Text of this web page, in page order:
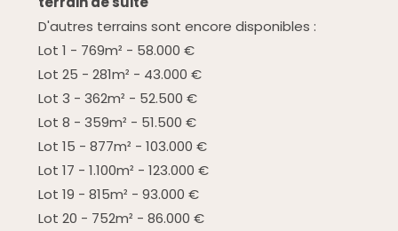
D'autres terrains sont encore disponibles :
Lot 1 - 769m² - 58.000 €
Lot 25 - 281m² - 43.000 €
Lot 3 - 362m² - 52.500 €
Lot 8 - 359m² - 51.500 €
Lot 15 - 877m² - 103.000 €
Lot 17 - 1.100m² - 123.000 €
Lot 19 - 815m² - 93.000 €
Lot 20 - 752m² - 86.000 €